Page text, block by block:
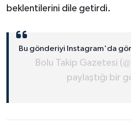
beklentilerini dile getirdi.
Bu gönderiyi Instagram'da gör
Bolu Takip Gazetesi
paylaştığı bir